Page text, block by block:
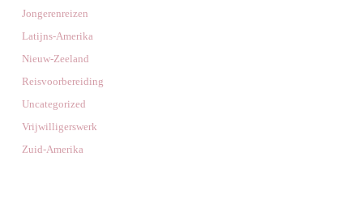
Jongerenreizen
Latijns-Amerika
Nieuw-Zeeland
Reisvoorbereiding
Uncategorized
Vrijwilligerswerk
Zuid-Amerika